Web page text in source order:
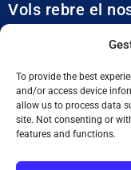
To provide the best
and/or access device
allow us to process data
site. Not consenting or
features and functions.
Vols rebre el